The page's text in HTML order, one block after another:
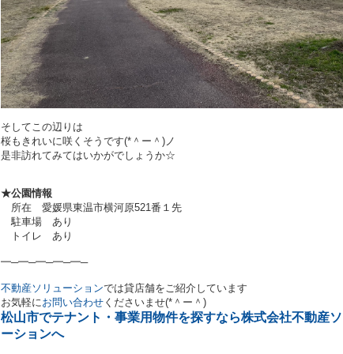
そしてこの辺りは
桜もきれいに咲くそうです(*＾ー＾)ノ
是非訪れてみてはいかがでしょうか☆
★公園情報
所在 愛媛県東温市横河原521番１先
駐車場 あり
トイレ あり
━─━─━─━─━─
不動産ソリューションでは貸店舗をご紹介しています
お気軽にお問い合わせ くださいませ(*＾ー＾)
松山市でテナント・事業用物件を探すなら株式会社不動産
ーションへ